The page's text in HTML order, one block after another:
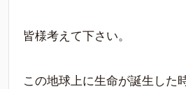
皆様考えて下さい。
この地球上に生命が誕生した